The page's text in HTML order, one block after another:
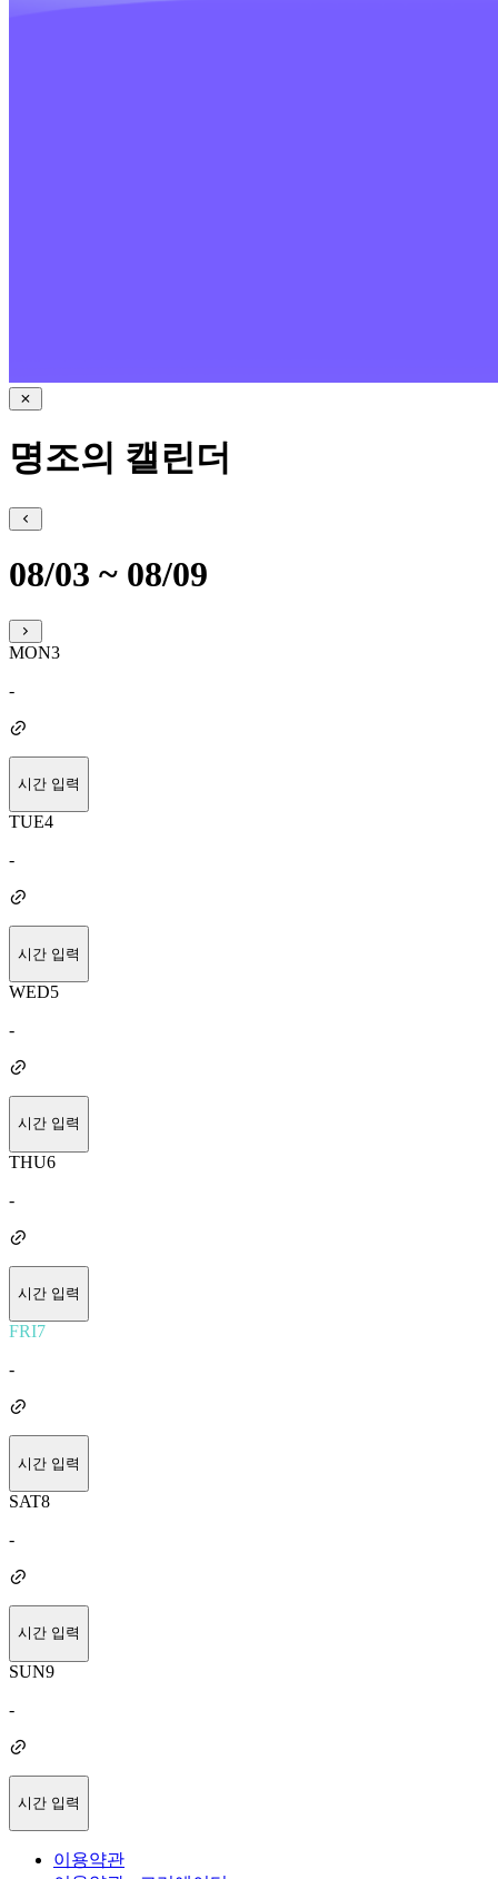
명조의 캘린더
08/03 ~ 08/09
MON3
-
시간 입력
TUE4
-
시간 입력
WED5
-
시간 입력
THU6
-
시간 입력
FRI7
-
시간 입력
SAT8
-
시간 입력
SUN9
-
시간 입력
이용약관